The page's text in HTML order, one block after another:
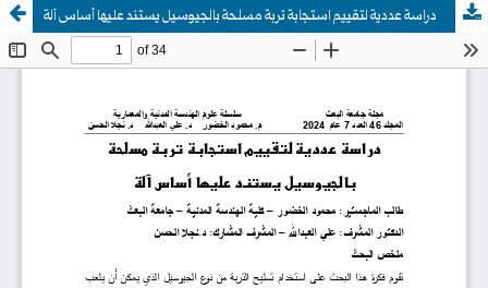
دراسة عددية لتقييم استجابة تربة مسلحة بالجيوسيل يستند عليها أساس آلة